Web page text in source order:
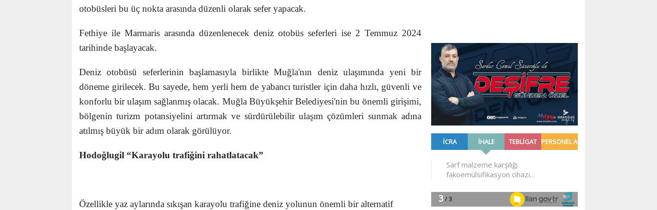
otobüsleri bu üç nokta arasında düzenli olarak sefer yapacak.
Fethiye ile Marmaris arasında düzenlenecek deniz otobüs seferleri ise 2 Temmuz 2024
tarihinde başlayacak.
Deniz otobüsü seferlerinin başlamasıyla birlikte Muğla'nın deniz ulaşımında yeni bir
döneme girilecek. Bu sayede, hem yerli hem de yabancı turistler için daha hızlı, güvenli ve
konforlu bir ulaşım sağlanmış olacak. Muğla Büyükşehir Belediyesi'nin bu önemli girişimi,
bölgenin turizm potansiyelini artırmak ve sürdürülebilir ulaşım çözümleri sunmak adına
atılmış büyük bir adım olarak görülüyor.
Hodoğlugil “Karayolu trafiğini rahatlatacak”
Özellikle yaz aylarında sıkışan karayolu trafiğine deniz yolunun önemli bir alternatif